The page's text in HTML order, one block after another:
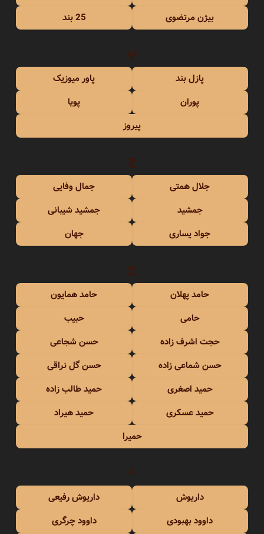
بیژن مرتضوی
25 بند
پ
پازل بند
پاور میوزیک
پوران
پویا
پیروز
ج
جلال همتی
جمال وفایی
جمشید
جمشید شیبانی
جواد یساری
جهان
ح
حامد پهلان
حامد همایون
حامی
حبیب
حجت اشرف زاده
حسن شجاعی
حسن شماعی زاده
حسن گل نراقی
حمید اصغری
حمید طالب زاده
حمید عسکری
حمید هیراد
حمیرا
د
داریوش
داریوش رفیعی
داوود بهبودی
داوود چرگری